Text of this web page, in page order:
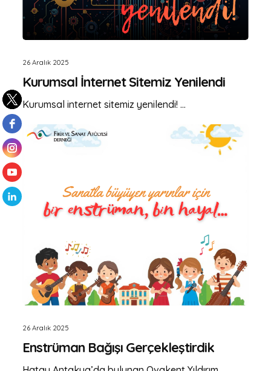
26 Aralık 2025
Kurumsal İnternet Sitemiz Yenilendi
Kurumsal internet sitemiz yenilendi! ...
26 Aralık 2025
Enstrüman Bağışı Gerçekleştirdik